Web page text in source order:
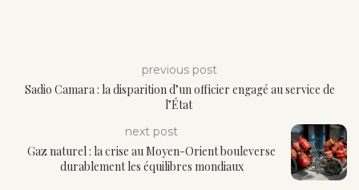
previous post
Sadio Camara : la disparition d’un officier engagé au service de
l’État
next post
Gaz naturel : la crise au Moyen-Orient bouleverse
durablement les équilibres mondiaux